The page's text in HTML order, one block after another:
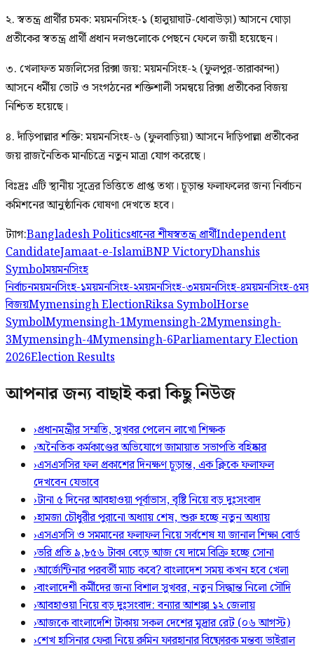
২. স্বতন্ত্র প্রার্থীর চমক: ময়মনসিংহ-১ (হালুয়াঘাট-ধোবাউড়া) আসনে ঘোড়া
প্রতীকের স্বতন্ত্র প্রার্থী প্রধান দলগুলোকে পেছনে ফেলে জয়ী হয়েছেন।
৩. খেলাফত মজলিসের রিক্সা জয়: ময়মনসিংহ-২ (ফুলপুর-তারাকান্দা)
আসনে ধর্মীয় ভোট ও সংগঠনের শক্তিশালী সমন্বয়ে রিক্সা প্রতীকের বিজয়
নিশ্চিত হয়েছে।
৪. দাঁড়িপাল্লার শক্তি: ময়মনসিংহ-৬ (ফুলবাড়িয়া) আসনে দাঁড়িপাল্লা প্রতীকের
জয় রাজনৈতিক মানচিত্রে নতুন মাত্রা যোগ করেছে।
বিঃদ্রঃ এটি স্থানীয় সূত্রের ভিত্তিতে প্রাপ্ত তথ্য। চূড়ান্ত ফলাফলের জন্য নির্বাচন
কমিশনের আনুষ্ঠানিক ঘোষণা দেখতে হবে।
ট্যাগ:Bangladesh Politicsধানের শীষস্বতন্ত্র প্রার্থীIndependent
CandidateJamaat-e-IslamiBNP VictoryDhanshis
Symbolময়মনসিংহ
নির্বাচনময়মনসিংহ-১ময়মনসিংহ-২ময়মনসিংহ-৩ময়মনসিংহ-৪ময়মনসিংহ-৫
বিজয়Mymensingh ElectionRiksa SymbolHorse
SymbolMymensingh-1Mymensingh-2Mymensingh-
3Mymensingh-4Mymensingh-6Parliamentary Election
2026Election Results
আপনার জন্য বাছাই করা কিছু নিউজ
›প্রধানমন্ত্রীর সম্মতি, সুখবর পেলেন লাখো শিক্ষক
›অনৈতিক কর্মকাণ্ডের অভিযোগে জামায়াত সভাপতি বহিষ্কার
›এসএসসির ফল প্রকাশের দিনক্ষণ চূড়ান্ত, এক ক্লিকে ফলাফল
দেখবেন যেভাবে
›টানা ৫ দিনের আবহাওয়া পূর্বাভাস, বৃষ্টি নিয়ে বড় দুঃসংবাদ
›হামজা চৌধুরীর পুরানো অধ্যায় শেষ, শুরু হচ্ছে নতুন অধ্যায়
›এসএসসি ও সমমানের ফলাফল নিয়ে সর্বশেষ যা জানাল শিক্ষা বোর্ড
›ভরি প্রতি ৯,৮৫৬ টাকা বেড়ে আজ যে দামে বিক্রি হচ্ছে সোনা
›আর্জেন্টিনার পরবর্তী ম্যাচ কবে? বাংলাদেশ সময় কখন হবে খেলা
›বাংলাদেশী কর্মীদের জন্য বিশাল সুখবর, নতুন সিদ্ধান্ত নিলো সৌদি
›আবহাওয়া নিয়ে বড় দুঃসংবাদ: বন্যার আশঙ্কা ১২ জেলায়
›আজকে বাংলাদেশি টাকায় সকল দেশের মুদ্রার রেট (০৬ আগস্ট)
›শেখ হাসিনার ফেরা নিয়ে রুমিন ফারহানার বিষ্ফোরক মন্তব্য ভাইরাল